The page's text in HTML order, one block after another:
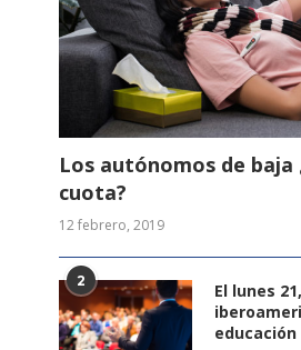
Los autónomos de baja
cuota?
12 febrero, 2019
2
El lunes
educación